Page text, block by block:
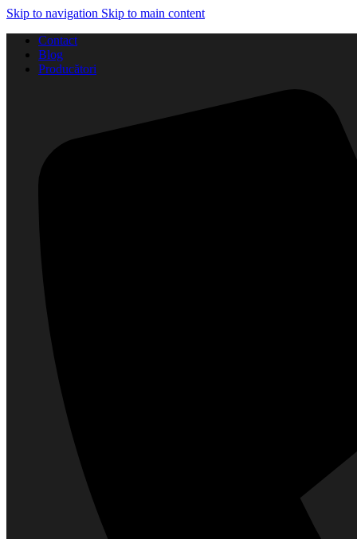
Skip to navigation Skip to main content
Contact
Blog
Producători